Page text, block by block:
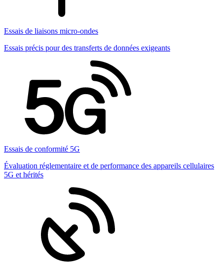
Essais de liaisons micro-ondes
Essais précis pour des transferts de données exigeants
Essais de conformité 5G
Évaluation réglementaire et de performance des appareils cellulaires
5G et hérités